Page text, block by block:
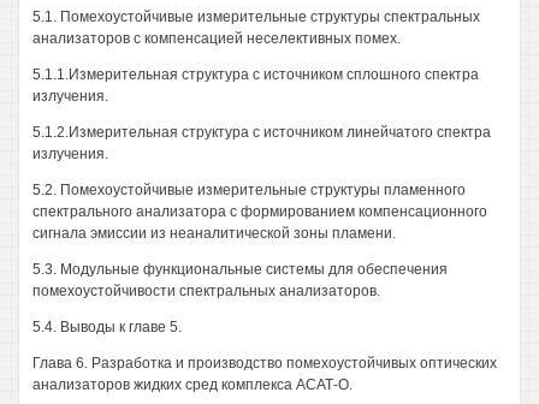
5.1. Помехоустойчивые измерительные структуры спектральных
анализаторов с компенсацией неселективных помех.
5.1.1.Измерительная структура с источником сплошного спектра
излучения.
5.1.2.Измерительная структура с источником линейчатого спектра
излучения.
5.2. Помехоустойчивые измерительные структуры пламенного
спектрального анализатора с формированием компенсационного
сигнала эмиссии из неаналитической зоны пламени.
5.3. Модульные функциональные системы для обеспечения
помехоустойчивости спектральных анализаторов.
5.4. Выводы к главе 5.
Глава 6. Разработка и производство помехоустойчивых оптических
анализаторов жидких сред комплекса АСАТ-О.